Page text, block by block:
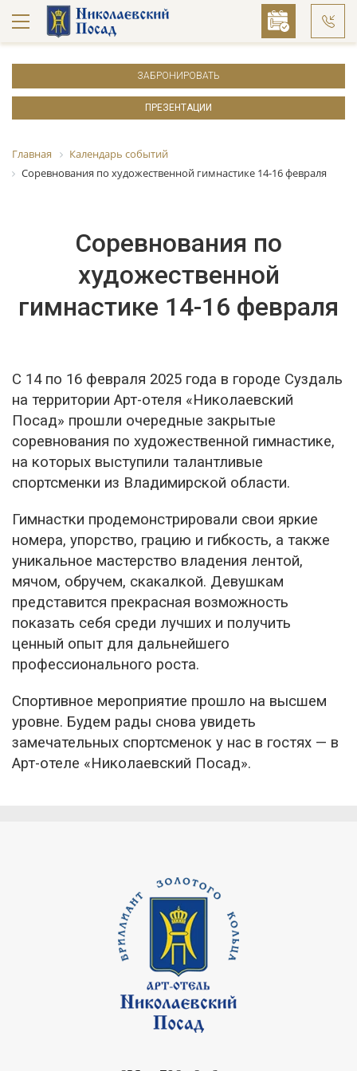
ЗАБРОНИРОВАТЬ
ПРЕЗЕНТАЦИИ
Главная
Календарь событий
Соревнования по художественной гимнастике 14-16 февраля
Соревнования по
художественной
гимнастике 14-16 февраля
С 14 по 16 февраля 2025 года в городе Суздаль
на территории Арт-отеля «Николаевский
Посад» прошли очередные закрытые
соревнования по художественной гимнастике,
на которых выступили талантливые
спортсменки из Владимирской области.
Гимнастки продемонстрировали свои яркие
номера, упорство, грацию и гибкость, а также
уникальное мастерство владения лентой,
мячом, обручем, скакалкой. Девушкам
представится прекрасная возможность
показать себя среди лучших и получить
ценный опыт для дальнейшего
профессионального роста.
Спортивное мероприятие прошло на высшем
уровне. Будем рады снова увидеть
замечательных спортсменок у нас в гостях — в
Арт-отеле «Николаевский Посад».